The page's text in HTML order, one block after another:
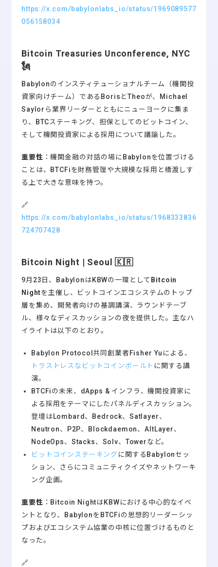
https://x.com/babylonlabs_io/status/1969089577
056158034
Bitcoin Treasuries Unconference, NYC
🗽
Babylonのインスティテューショナルチーム（機関投
資家向けチーム）であるBorisとTheoが、Michael
Saylorら業界リーダーとともにニューヨークに集ま
り、BTCステーキング、担保としてのビットコイン、
そして機関投資家による採用について議論した。
重要性 ：機関金融の対話の場にBabylonを位置づける
ことは、BTCFiを財務管理や大規模な採用と橋渡しす
る上で大きな意味を持つ。
🔗
https://x.com/babylonlabs_io/status/1968333836
724707428
Bitcoin Night | Seoul 🇰🇷
9月23日、BabylonはKBWの一環として Bitcoin
Nightを主催し、ビットコインエコシステムのトップ
層を集め、開発者向けの基調講演、ラウンドテーブ
ル、様々なディスカッションの夜を提供した。主なハ
イライトは以下のとおり。
Babylon Protocol共同創業者Fisher Yuによる、
トラストレスなビットコインボールト に関する講
演。
BTCFiの未来、dApps & インフラ、機関投資家に
よる採用をテーマにしたパネルディスカッション。
登壇はLombard、Bedrock、Satlayer、
Neutron、P2P、Blockdaemon、AltLayer、
NodeOps、Stacks、Solv、Towerなど。
ビットコインステーキングに関するBabylonセッ
ション、さらにコミュニティクイズやネットワーキ
ング企画。
重要性 ：Bitcoin NightはKBWにおける中心的なイベ
ントとなり、BabylonをBTCFiの思想的リーダーシッ
プおよびエコシステム協業の中核に位置づけるものと
なった。
🔗